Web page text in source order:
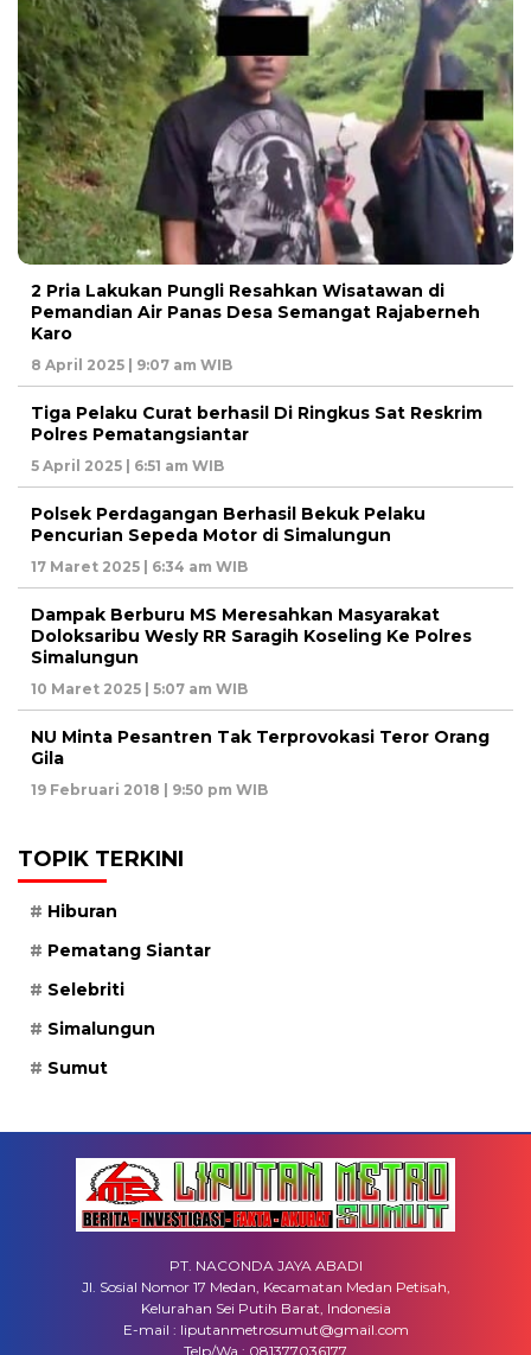
2 Pria Lakukan Pungli Resahkan Wisatawan di
Pemandian Air Panas Desa Semangat Rajaberneh
Karo
8 April 2025 | 9:07 am WIB
Tiga Pelaku Curat berhasil Di Ringkus Sat Reskrim
Polres Pematangsiantar
5 April 2025 | 6:51 am WIB
Polsek Perdagangan Berhasil Bekuk Pelaku
Pencurian Sepeda Motor di Simalungun
17 Maret 2025 | 6:34 am WIB
Dampak Berburu MS Meresahkan Masyarakat
Doloksaribu Wesly RR Saragih Koseling Ke Polres
Simalungun
10 Maret 2025 | 5:07 am WIB
NU Minta Pesantren Tak Terprovokasi Teror Orang
Gila
19 Februari 2018 | 9:50 pm WIB
TOPIK TERKINI
Hiburan
Pematang Siantar
Selebriti
Simalungun
Sumut
PT. NACONDA JAYA ABADI
Jl. Sosial Nomor 17 Medan, Kecamatan Medan Petisah,
Kelurahan Sei Putih Barat, Indonesia
E-mail : liputanmetrosumut@gmail.com
Telp/Wa : 081377036177